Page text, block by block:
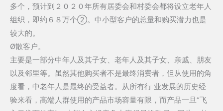
多个，预计到２０２０年所有居委会和村委会都将设立老年人
组织，即约６８万个②。中小型客户的总量和购买潜力也是
较大的。
Ø散客户。
主要是一部分中年人及其子女、老年人及其子女、亲戚、朋友
以及邻里等。虽然其他购买者不是最终消费者，但从使用的角
度看，中老年人是最终的受益者。从所有行 业发展的历史经
验来看，高端人群使用的产品市场容量有限，而产品一旦“飞